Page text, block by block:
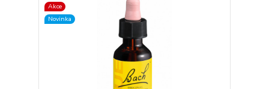
Akce
Novinka